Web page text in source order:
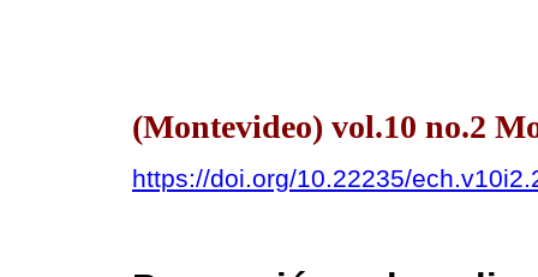
(Montevideo) vol.10 no.2
https://doi.org/10.22235/